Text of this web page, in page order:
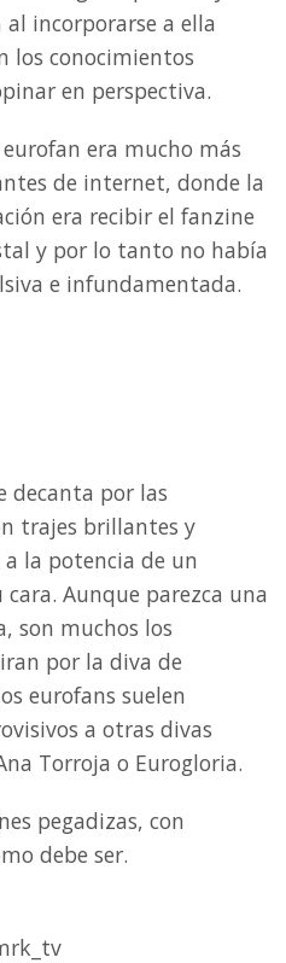
incorporarse a ella
los conocimientos
en perspectiva.
era mucho más
de internet, donde la
era recibir el fanzine
y por lo tanto no había
e infundamentada.
decanta por las
trajes brillantes y
la potencia de un
Aunque parezca una
son muchos los
por la diva de
eurofans suelen
a otras divas
Torroja o Eurogloria.
pegadizas, con
debe ser.